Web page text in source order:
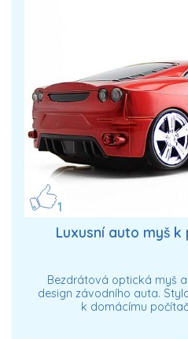
1
Luxusní auto myš
Bezdrátová optická myš
design závodního auta.
k domácímu